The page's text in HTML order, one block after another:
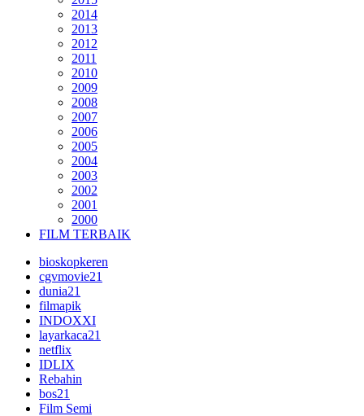
2014
2013
2012
2011
2010
2009
2008
2007
2006
2005
2004
2003
2002
2001
2000
FILM TERBAIK
bioskopkeren
cgvmovie21
dunia21
filmapik
INDOXXI
layarkaca21
netflix
IDLIX
Rebahin
bos21
Film Semi